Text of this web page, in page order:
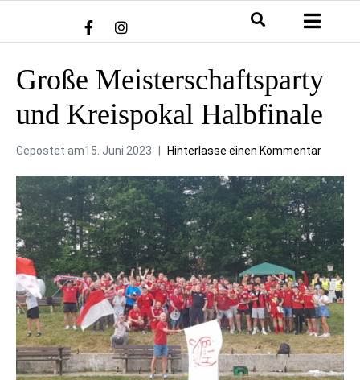
Große Meisterschaftsparty
und Kreispokal Halbfinale
Gepostet am15. Juni 2023 Hinterlasse einen Kommentar